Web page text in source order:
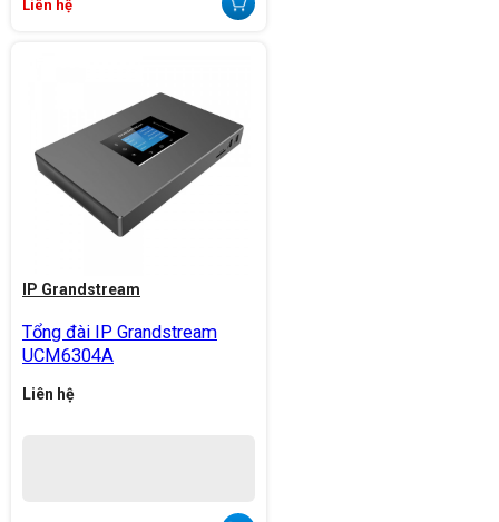
Liên hệ
IP Grandstream
Tổng đài IP Grandstream
UCM6304A
Liên hệ